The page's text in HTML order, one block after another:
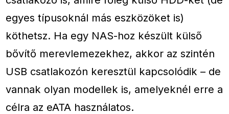
egyes típusoknál más eszközöket is)
köthetsz. Ha egy NAS-hoz készült külső
bővítő merevlemezekhez, akkor az szintén
USB csatlakozón keresztül kapcsolódik – de
vannak olyan modellek is, amelyeknél erre a
célra az eATA használatos.